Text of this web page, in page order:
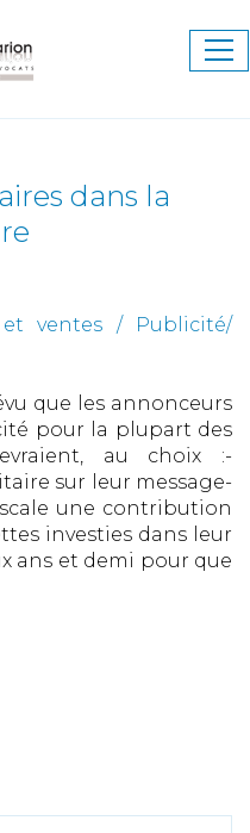
dans la
ventes /
Publicité/
que les annonceurs
pour la plupart des
au choix :-
sur leur message-
une contribution
investies dans leur
ans et demi pour que